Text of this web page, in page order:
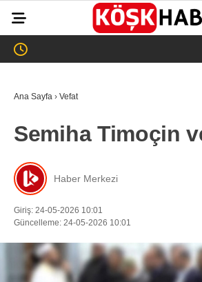
ASAYİŞ
EĞİTİM
SAĞLIK
EKONOMİ
SPOR
VEFAT
Ana Sayfa › Vefat
Semiha Timoçin
Haber Merkezi
Giriş: 24-05-2026 10:01
Güncelleme: 24-05-2026 10:01